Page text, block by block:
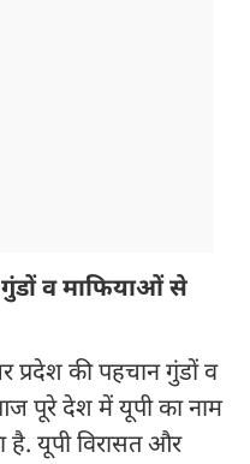
गुंडों व माफियाओं से
प्रदेश की पहचान गुंडों व
पूरे देश में यूपी का नाम
है. यूपी विरासत और